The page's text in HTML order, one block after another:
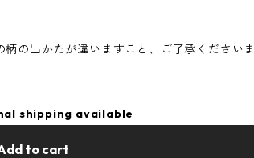
の出かたが違いますこと、ご了承くださいま
shipping available
to cart